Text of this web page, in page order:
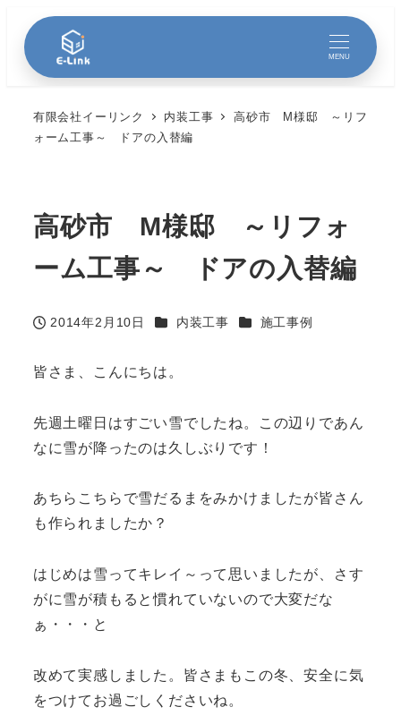
MENU
有限会社イーリンク 内装工事
高砂市 M様邸 ～リフ
ォーム工事～ ドアの入替編
高砂市 M様邸 ～リフォ
ーム工事～ ドアの入替編
投稿日
2014年2月10日 カテゴリー
内装工事 カテゴリー
施工事例
皆さま、こんにちは。
先週土曜日はすごい雪でしたね。この辺りであん
なに雪が降ったのは久しぶりです！
あちらこちらで雪だるまをみかけましたが皆さん
も作られましたか？
はじめは雪ってキレイ～って思いましたが、さす
がに雪が積もると慣れていないので大変だな
ぁ・・・と
改めて実感しました。皆さまもこの冬、安全に気
をつけてお過ごしくださいね。